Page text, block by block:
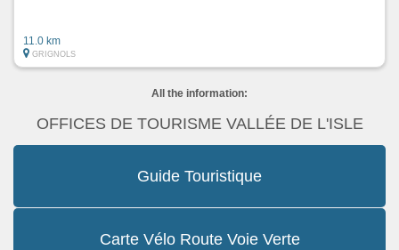
11.0 km
GRIGNOLS
All the information:
OFFICES DE TOURISME VALLÉE DE L'ISLE
Guide Touristique
Carte Vélo Route Voie Verte